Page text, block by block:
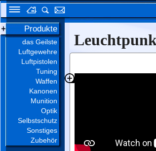
Produkte
das Geilste
Luftgewehre
Luftpistolen
Tuning
Waffen
Kanonen
Munition
Optik
Selbstschutz
Sonstiges
Zubehör